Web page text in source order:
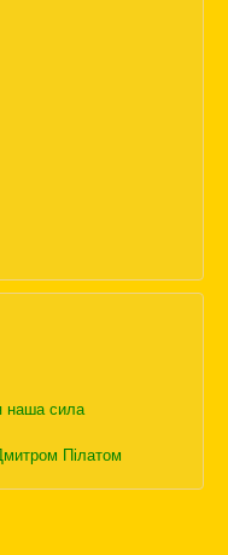
наша сила
Пілатом